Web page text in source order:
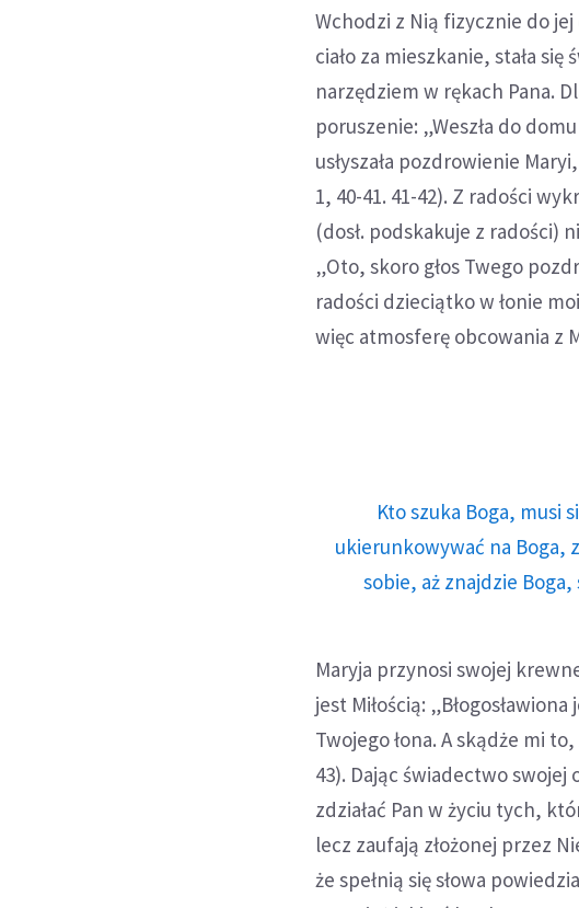
Wchodzi z Nią fizycznie do
ciało za mieszkanie, stała
narzędziem w rękach Pana.
poruszenie: „Weszła do
usłyszała pozdrowienie
1, 40-41. 41-42). Z radości
(dosł. podskakuje z radości)
„Oto, skoro głos Twego
radości dzieciątko w łonie
więc atmosferę obcowania z
Kto szuka Boga, musi
ukierunkowywać na Boga,
sobie, aż znajdzie
Maryja przynosi swojej
jest Miłością:
Twojego łona. A skądże mi
43). Dając świadectwo
zdziałać Pan w życiu tych,
lecz zaufają złożonej przez
że spełnią się słowa